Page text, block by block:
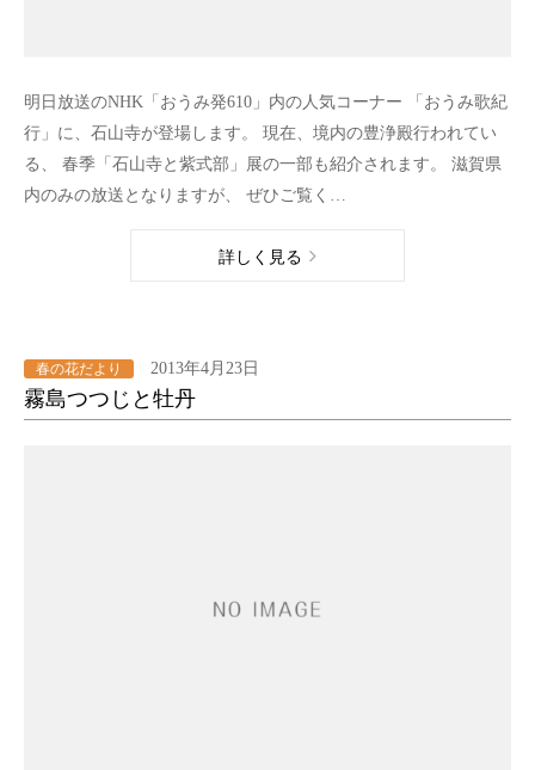
明日放送のNHK「おうみ発610」内の人気コーナー 「おうみ歌紀
行」に、石山寺が登場します。 現在、境内の豊浄殿行われてい
る、 春季「石山寺と紫式部」展の一部も紹介されます。 滋賀県
内のみの放送となりますが、 ぜひご覧く…
詳しく見る
春の花だより 2013年4月23日
霧島つつじと牡丹